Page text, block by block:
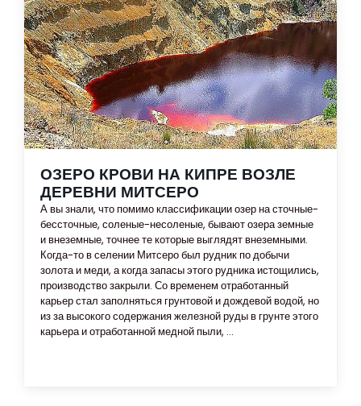
ОЗЕРО КРОВИ НА КИПРЕ ВОЗЛЕ
ДЕРЕВНИ МИТСЕРО
А вы знали, что помимо классификации озер на сточные-
бессточные, соленые-несоленые, бывают озера земные
и внеземные, точнее те которые выглядят внеземными.
Когда-то в селении Митсеро был рудник по добычи
золота и меди, а когда запасы этого рудника истощились,
производство закрыли. Со временем отработанный
карьер стал заполняться грунтовой и дождевой водой, но
из за высокого содержания железной руды в грунте этого
карьера и отработанной медной пыли, ...